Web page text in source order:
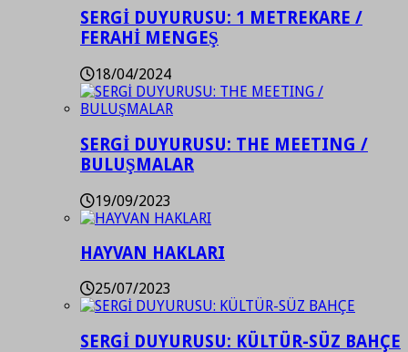
SERGİ DUYURUSU: 1 METREKARE /
FERAHİ MENGEŞ
18/04/2024
SERGİ DUYURUSU: THE MEETING /
BULUŞMALAR
19/09/2023
HAYVAN HAKLARI
25/07/2023
SERGİ DUYURUSU: KÜLTÜR-SÜZ BAHÇE